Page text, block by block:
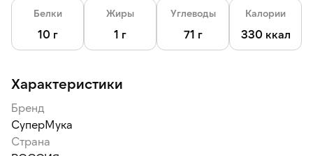
получать тесто, которое легко раскатывается, не рвется и
не сжимается, формируя правильную воздушную структуру
мякиша.
Белки
10 г
Жиры
1 г
Углеводы
71 г
Калории
330 ккал
Характеристики
Бренд
СуперМука
Страна